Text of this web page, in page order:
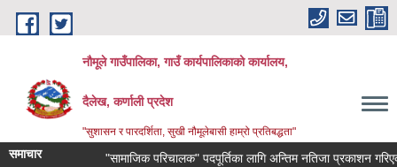
Skip to main content
नौमूले गाउँपालिका, गाउँ कार्यपालिकाको कार्यालय,
दैलेख, कर्णाली प्रदेश
"सुशासन र पारदर्शिता, सुखी नौमूलेबासी हाम्रो प्रतिबद्धता"
समाचार "सामाजिक परिचालक" पदपूर्तिका लागि अन्तिम नतिजा प्रकाशन गरिएको